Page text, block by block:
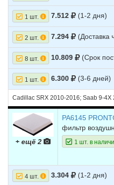
1 шт. 7.512 (1-2 дня)
2 шт. 7.294 (Доставка
8 шт. 10.809 (Срок
1 шт. 6.300 (3-6 дней)
Cadillac SRX 2010-2016; Saab 9-4X
+ ещё 2
PA6145
фильтр
1 шт. в
4 шт. 3.304 (1-2 дня)